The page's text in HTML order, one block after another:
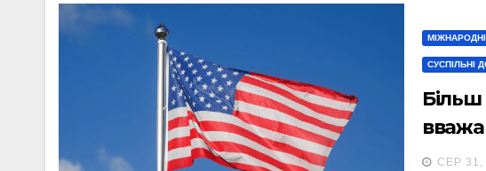
СУСПІЛЬНІ
СЕР 31,